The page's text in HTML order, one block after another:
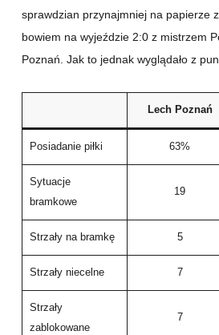
sprawdzian przynajmniej na papierze
bowiem na wyjeździe 2:0 z mistrzem
Poznań. Jak to jednak wyglądało z
Lech Poznań
Posiadanie piłki 63%
Sytuacje
bramkowe
19
Strzały na bramkę 5
Strzały niecelne 7
Strzały
zablokowane
7